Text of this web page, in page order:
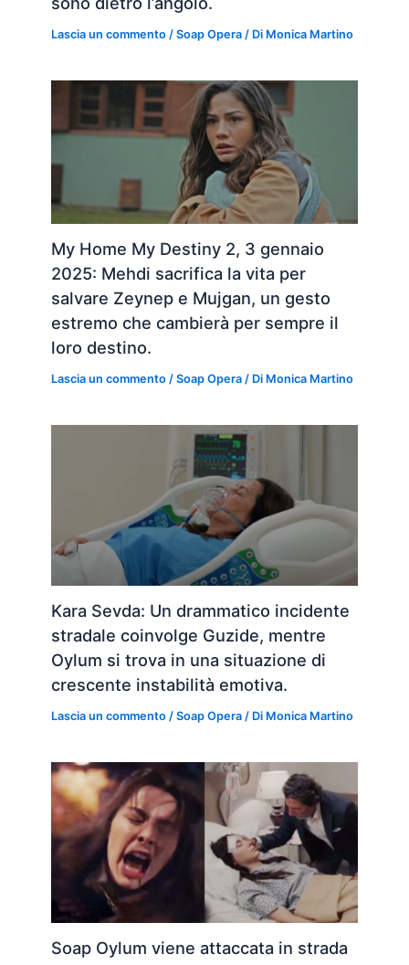
Lascia un commento /Soap Opera / Di Monica Martino
My Home My Destiny 2, 3 gennaio
2025: Mehdi sacrifica la vita per
salvare Zeynep e Mujgan, un gesto
estremo che cambierà per sempre il
loro destino.
Lascia un commento /Soap Opera / Di Monica Martino
Kara Sevda: Un drammatico incidente
stradale coinvolge Guzide, mentre
Oylum si trova in una situazione di
crescente instabilità emotiva.
Lascia un commento /Soap Opera / Di Monica Martino
Soap Oylum viene attaccata in strada